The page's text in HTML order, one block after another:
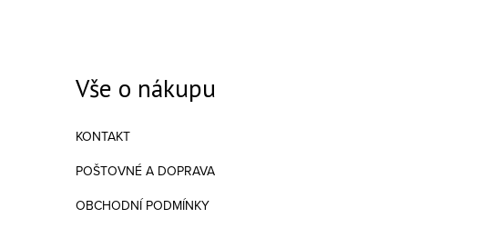
Vše o nákupu
KONTAKT
POŠTOVNÉ A DOPRAVA
OBCHODNÍ PODMÍNKY